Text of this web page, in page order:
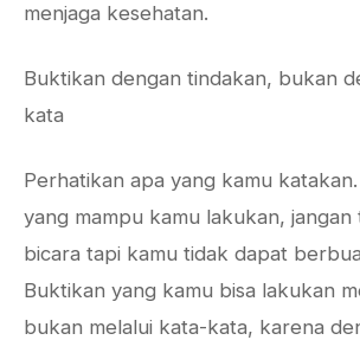
menjaga kesehatan.
Buktikan dengan tindakan, bukan
kata
Perhatikan apa yang kamu
yang mampu kamu lakukan,
bicara tapi kamu tidak dapat
Buktikan yang kamu bisa lakukan
bukan melalui kata-kata, karena